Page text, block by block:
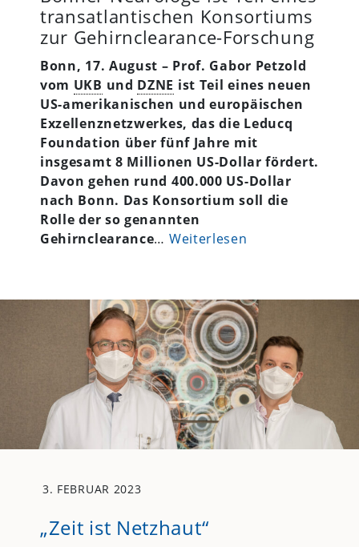
transatlantischen Konsortiums
zur Gehirnclearance-Forschung
Bonn, 17. August – Prof. Gabor Petzold
vom UKB und DZNE ist Teil eines neuen
US-amerikanischen und europäischen
Exzellenznetzwerkes, das die Leducq
Foundation über fünf Jahre mit
insgesamt 8 Millionen US-Dollar fördert.
Davon gehen rund 400.000 US-Dollar
nach Bonn. Das Konsortium soll die
Rolle der so genannten
Gehirnclearance… Weiterlesen
3. FEBRUAR 2023
„Zeit ist Netzhaut“